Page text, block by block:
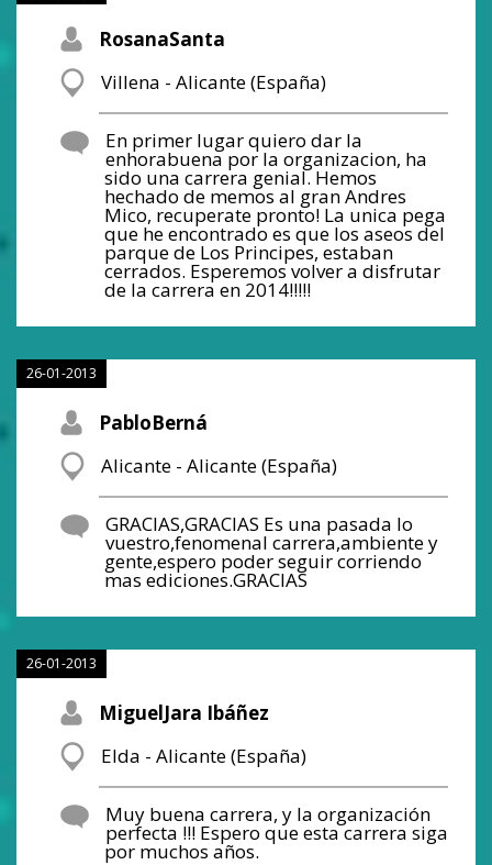
RosanaSanta
Villena - Alicante (España)
En primer lugar quiero dar la
enhorabuena por la organizacion, ha
sido una carrera genial. Hemos
hechado de memos al gran Andres
Mico, recuperate pronto! La unica pega
que he encontrado es que los aseos del
parque de Los Principes, estaban
cerrados. Esperemos volver a disfrutar
de la carrera en 2014!!!!!
26-01-2013
PabloBerná
Alicante - Alicante (España)
GRACIAS,GRACIAS Es una pasada lo
vuestro,fenomenal carrera,ambiente y
gente,espero poder seguir corriendo
mas ediciones.GRACIAS
26-01-2013
MiguelJara Ibáñez
Elda - Alicante (España)
Muy buena carrera, y la organización
perfecta !!! Espero que esta carrera siga
por muchos años.